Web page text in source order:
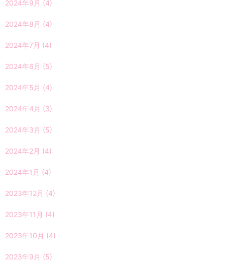
2024年9月 (4)
2024年8月 (4)
2024年7月 (4)
2024年6月 (5)
2024年5月 (4)
2024年4月 (3)
2024年3月 (5)
2024年2月 (4)
2024年1月 (4)
2023年12月 (4)
2023年11月 (4)
2023年10月 (4)
2023年9月 (5)